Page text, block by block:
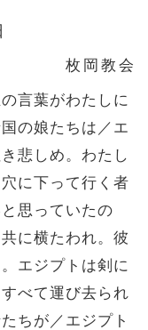
枚岡教会
言葉がわたしに
の娘たちは／エ
悲しめ。わたし
に下って行く者
思っていたの
に横たわれ。彼
エジプトは剣に
べて運び去られ
ちが／エジプト